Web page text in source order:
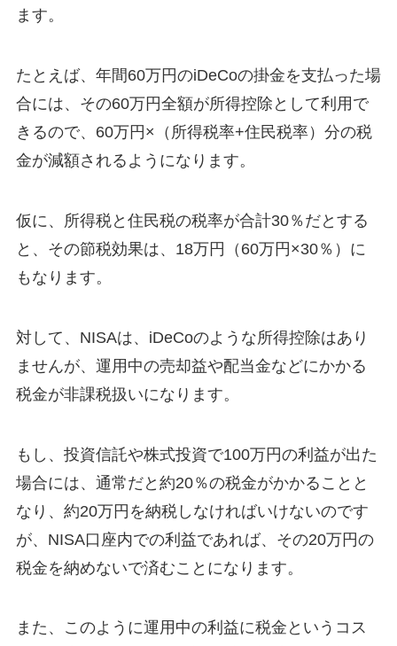
ます。
たとえば、年間60万円のiDeCoの掛金を支払った場
合には、その60万円全額が所得控除として利用で
きるので、60万円×（所得税率+住民税率）分の税
金が減額されるようになります。
仮に、所得税と住民税の税率が合計30％だとする
と、その節税効果は、18万円（60万円×30％）に
もなります。
対して、NISAは、iDeCoのような所得控除はあり
ませんが、運用中の売却益や配当金などにかかる
税金が非課税扱いになります。
もし、投資信託や株式投資で100万円の利益が出た
場合には、通常だと約20％の税金がかかることと
なり、約20万円を納税しなければいけないのです
が、NISA口座内での利益であれば、その20万円の
税金を納めないで済むことになります。
また、このように運用中の利益に税金というコス